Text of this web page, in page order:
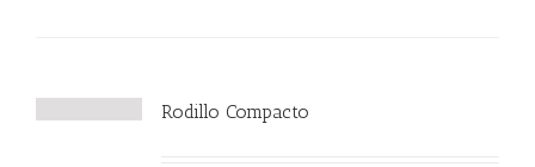
Rodillo Compacto